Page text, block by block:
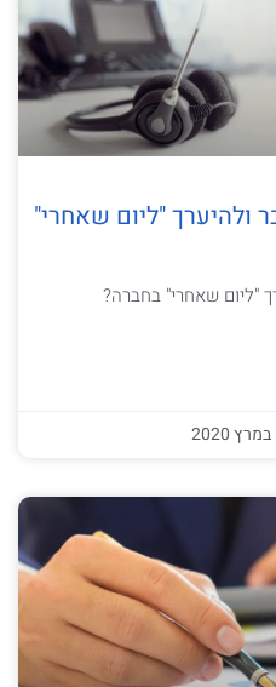
ולהיערך "ליום שאחרי"
"ליום שאחרי" בחברה?